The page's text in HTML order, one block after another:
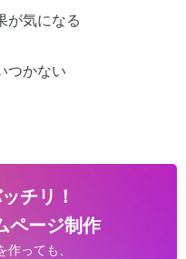
が気になる
つかない
チリ！
ページ制作
作っても、